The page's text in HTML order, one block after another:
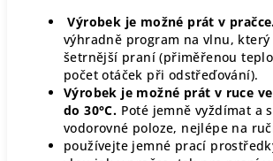
Výrobek je možné prát v
výhradně program na vlnu,
šetrnější praní (přiměřenou
počet otáček při odstřeďování).
Výrobek je možné prát v ruce
do 30°C. Poté jemně vyždímat a
vodorovné poloze, nejlépe na
používejte jemné prací